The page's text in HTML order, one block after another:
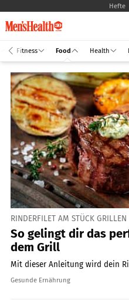
Hefte
Fitness Food Health
RINDERFILET AM STÜCK GRILLEN
So gelingt dir das
dem Grill
Mit dieser Anleitung wird dein
Gesunde Ernährung